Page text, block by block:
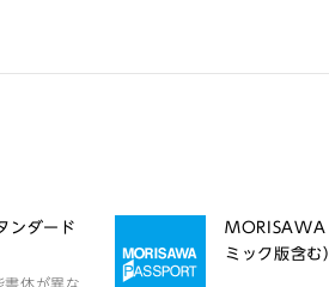
ダード
体が異な
MORISAWA
ミック版含む